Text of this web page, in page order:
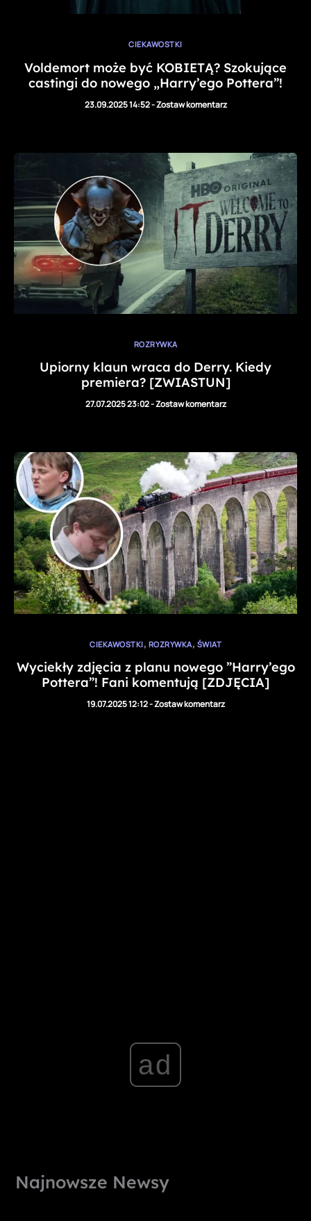
CIEKAWOSTKI
Voldemort może być KOBIETĄ? Szokujące
castingi do nowego „Harry’ego Pottera”!
23.09.2025 14:52-Zostaw komentarz
ROZRYWKA
Upiorny klaun wraca do Derry. Kiedy
premiera? [ZWIASTUN]
27.07.2025 23:02-Zostaw komentarz
CIEKAWOSTKI, ROZRYWKA, ŚWIAT
Wyciekły zdjęcia z planu nowego ”Harry’ego
Pottera”! Fani komentują [ZDJĘCIA]
19.07.2025 12:12-Zostaw komentarz
ad
Najnowsze Newsy